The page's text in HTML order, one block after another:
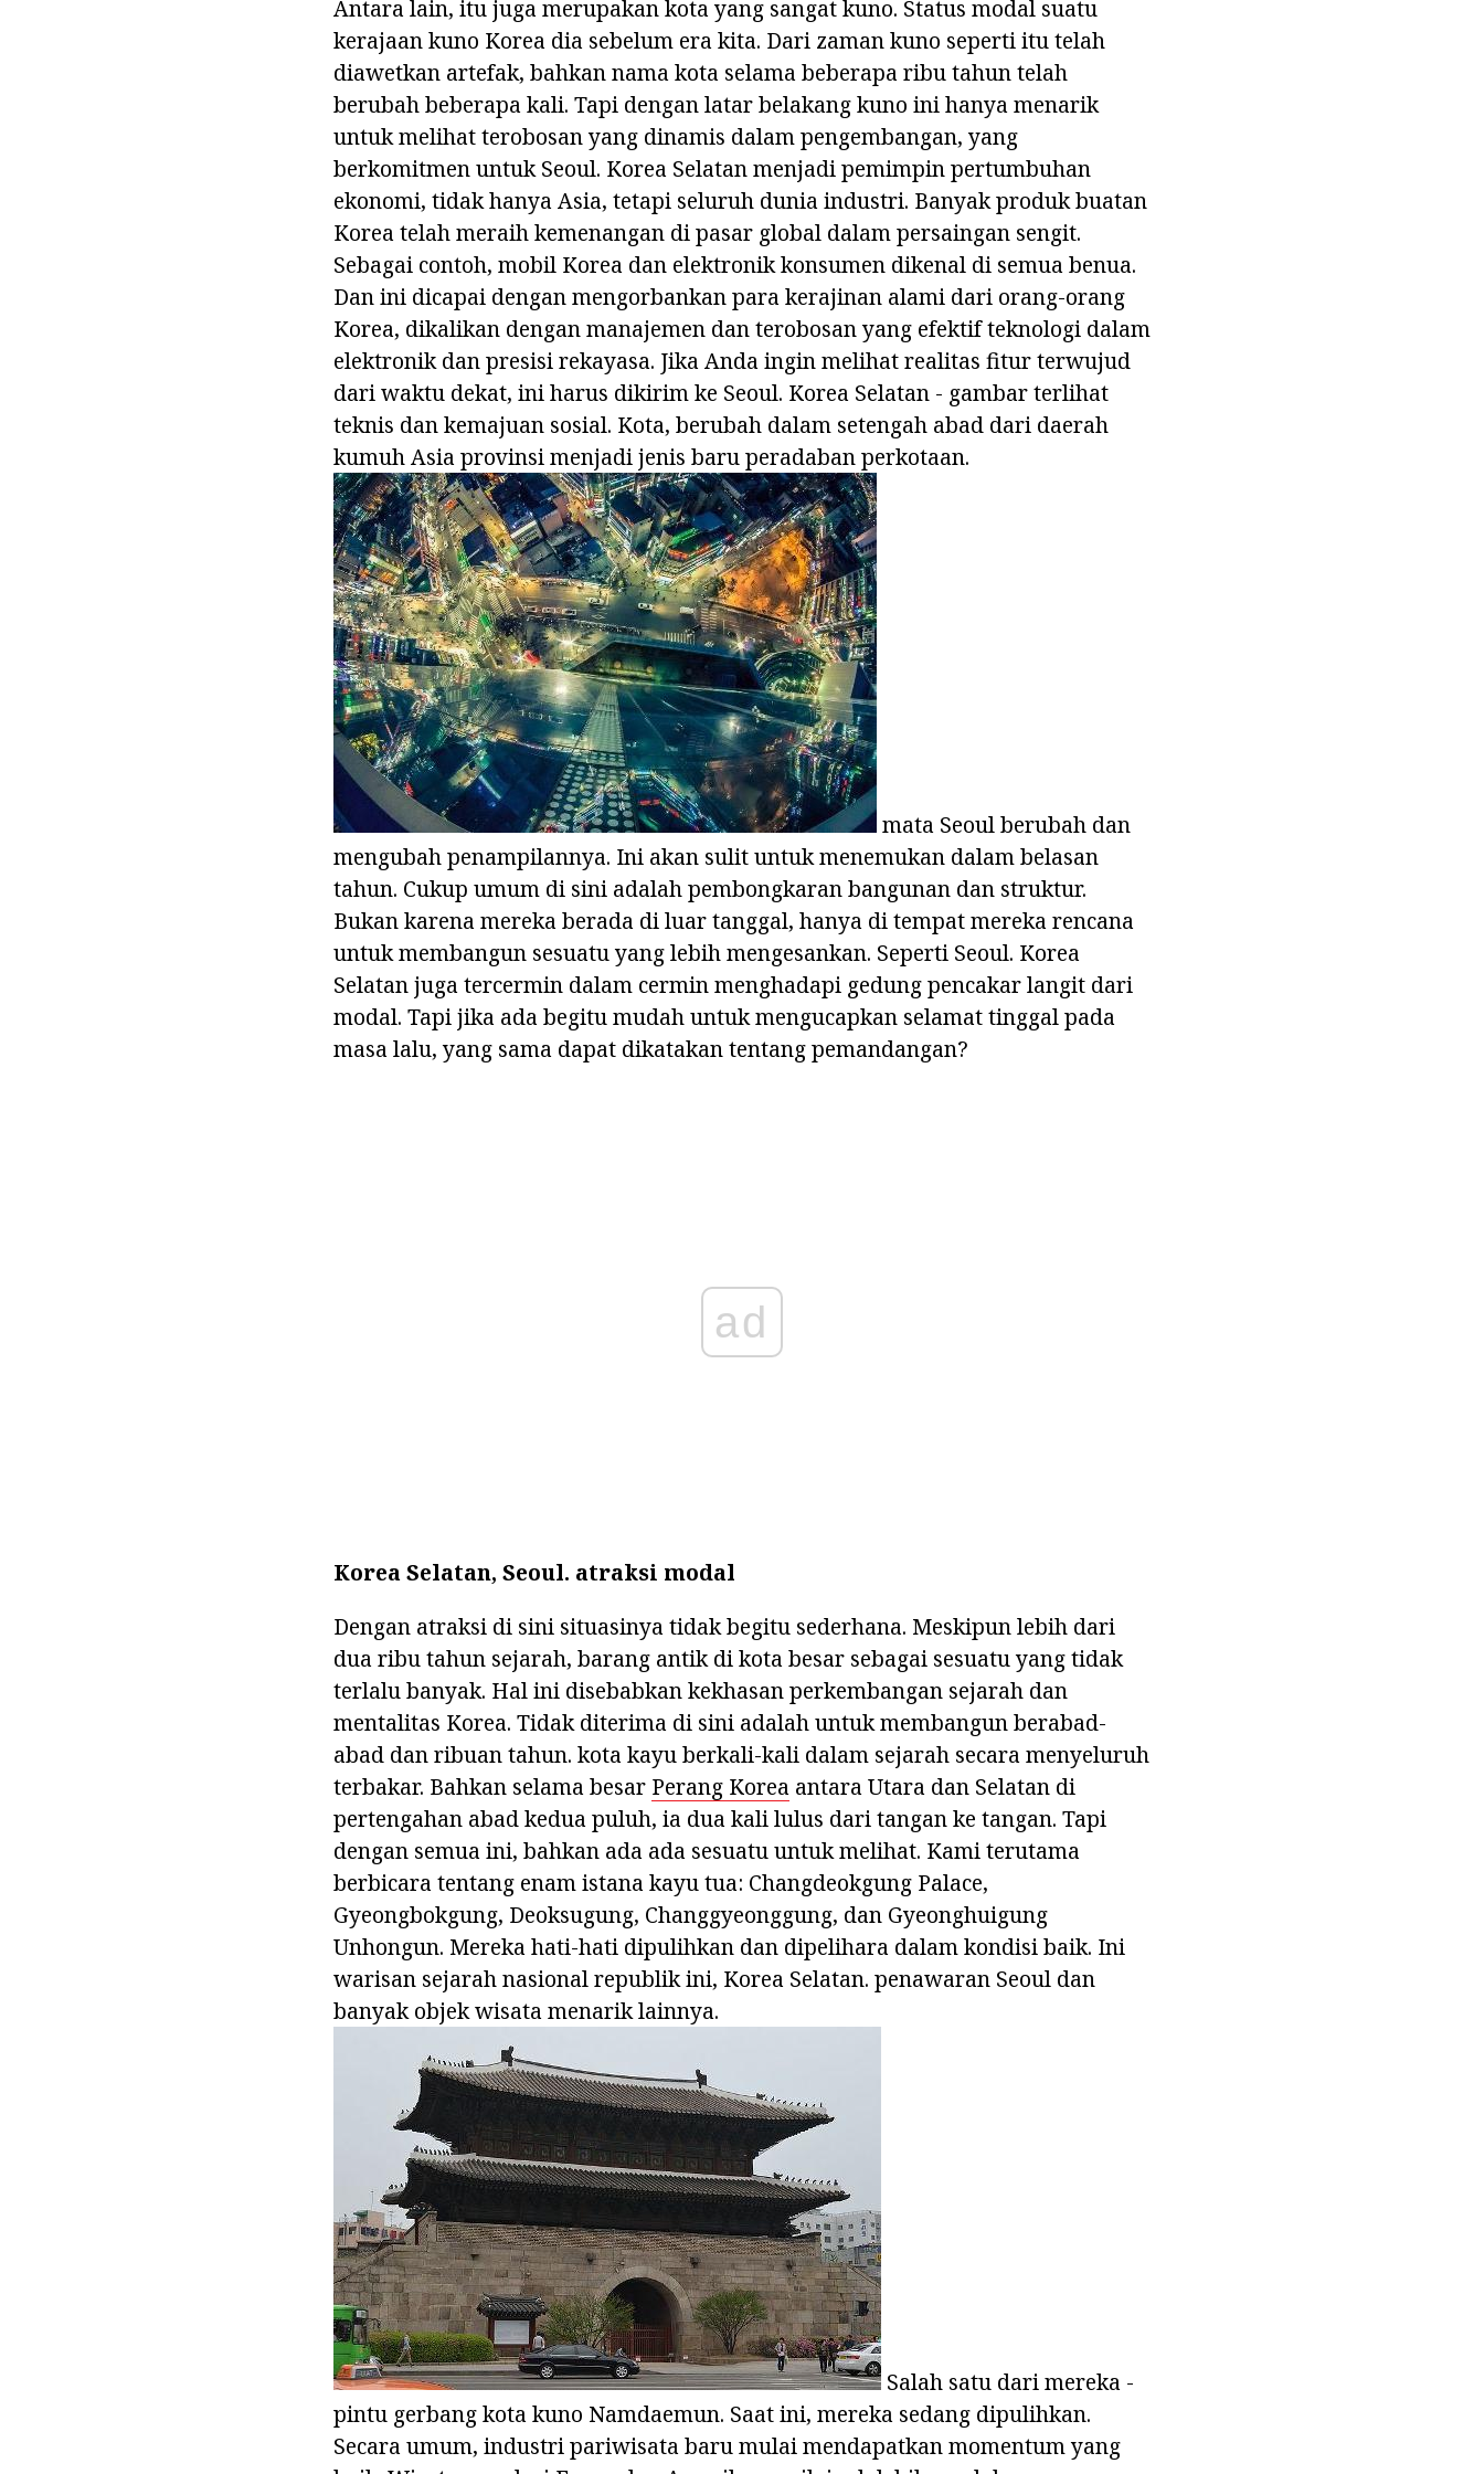
Antara lain, itu juga merupakan kota yang sangat kuno. Status modal suatu
kerajaan kuno Korea dia sebelum era kita. Dari zaman kuno seperti itu telah
diawetkan artefak, bahkan nama kota selama beberapa ribu tahun telah
berubah beberapa kali. Tapi dengan latar belakang kuno ini hanya menarik
untuk melihat terobosan yang dinamis dalam pengembangan, yang
berkomitmen untuk Seoul. Korea Selatan menjadi pemimpin pertumbuhan
ekonomi, tidak hanya Asia, tetapi seluruh dunia industri. Banyak produk buatan
Korea telah meraih kemenangan di pasar global dalam persaingan sengit.
Sebagai contoh, mobil Korea dan elektronik konsumen dikenal di semua benua.
Dan ini dicapai dengan mengorbankan para kerajinan alami dari orang-orang
Korea, dikalikan dengan manajemen dan terobosan yang efektif teknologi dalam
elektronik dan presisi rekayasa. Jika Anda ingin melihat realitas fitur terwujud
dari waktu dekat, ini harus dikirim ke Seoul. Korea Selatan - gambar terlihat
teknis dan kemajuan sosial. Kota, berubah dalam setengah abad dari daerah
kumuh Asia provinsi menjadi jenis baru peradaban perkotaan.
mata Seoul berubah dan
mengubah penampilannya. Ini akan sulit untuk menemukan dalam belasan
tahun. Cukup umum di sini adalah pembongkaran bangunan dan struktur.
Bukan karena mereka berada di luar tanggal, hanya di tempat mereka rencana
untuk membangun sesuatu yang lebih mengesankan. Seperti Seoul. Korea
Selatan juga tercermin dalam cermin menghadapi gedung pencakar langit dari
modal. Tapi jika ada begitu mudah untuk mengucapkan selamat tinggal pada
masa lalu, yang sama dapat dikatakan tentang pemandangan?
ad
Korea Selatan, Seoul. atraksi modal
Dengan atraksi di sini situasinya tidak begitu sederhana. Meskipun lebih dari
dua ribu tahun sejarah, barang antik di kota besar sebagai sesuatu yang tidak
terlalu banyak. Hal ini disebabkan kekhasan perkembangan sejarah dan
mentalitas Korea. Tidak diterima di sini adalah untuk membangun berabad-
abad dan ribuan tahun. kota kayu berkali-kali dalam sejarah secara menyeluruh
terbakar. Bahkan selama besar Perang Korea antara Utara dan Selatan di
pertengahan abad kedua puluh, ia dua kali lulus dari tangan ke tangan. Tapi
dengan semua ini, bahkan ada ada sesuatu untuk melihat. Kami terutama
berbicara tentang enam istana kayu tua: Changdeokgung Palace,
Gyeongbokgung, Deoksugung, Changgyeonggung, dan Gyeonghuigung
Unhongun. Mereka hati-hati dipulihkan dan dipelihara dalam kondisi baik. Ini
warisan sejarah nasional republik ini, Korea Selatan. penawaran Seoul dan
banyak objek wisata menarik lainnya.
Salah satu dari mereka -
pintu gerbang kota kuno Namdaemun. Saat ini, mereka sedang dipulihkan.
Secara umum, industri pariwisata baru mulai mendapatkan momentum yang